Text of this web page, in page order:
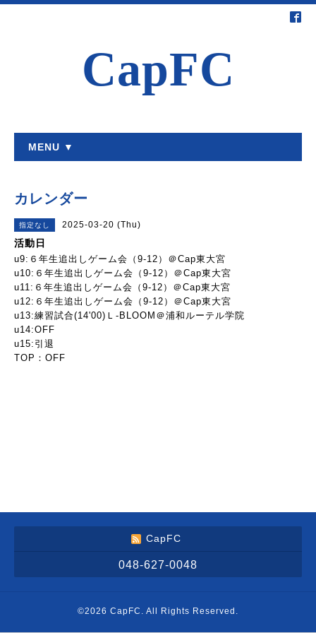
CapFC
MENU ▼
カレンダー
指定なし 2025-03-20 (Thu)
活動日
u9:６年生追出しゲーム会（9-12）＠Cap東大宮
u10:６年生追出しゲーム会（9-12）＠Cap東大宮
u11:６年生追出しゲーム会（9-12）＠Cap東大宮
u12:６年生追出しゲーム会（9-12）＠Cap東大宮
u13:練習試合(14'00)Ｌ-BLOOM＠浦和ルーテル学院
u14:OFF
u15:引退
TOP：OFF
CapFC
048-627-0048
©2026 CapFC . All Rights Reserved.